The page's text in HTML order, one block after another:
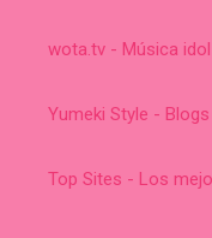
wota.tv - Música
Yumeki Style -
Top Sites - Los